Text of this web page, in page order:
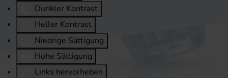
Dunkler Kontrast
Heller Kontrast
Niedrige Sättigung
Hohe Sättigung
Links hervorheben